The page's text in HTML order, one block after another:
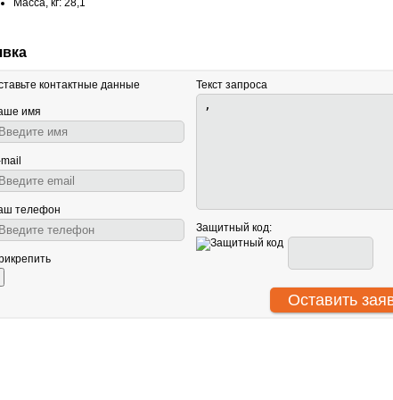
Масса, кг: 28,1
контактные данные
имя
телефон
Текст запроса
Защитный код: